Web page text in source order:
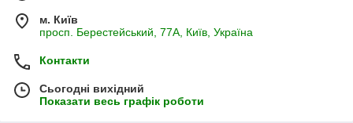
ковбаси тощо). Отриманий в таких випадках результат не
буде достовірним.
Правило 2. Встромляйте вимірювальну голку тільки ту
частину продукту, яку їсте.
і фруктах вкрай нерівномірно. Наприклад, концентрація
нітратів в кавуновій кірці і самої м'якоті кавуна може
м. Київ
просп. Берестейський, 77А, Київ, Україна
Контакти
Сьогодні вихідний
Показати весь графік роботи